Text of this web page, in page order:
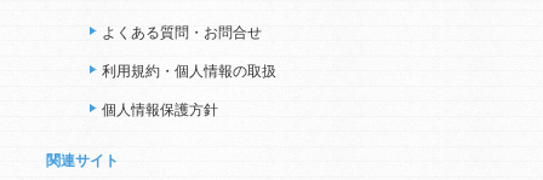
よくある質問・お問合せ
利用規約・個人情報の取扱
個人情報保護方針
関連サイト